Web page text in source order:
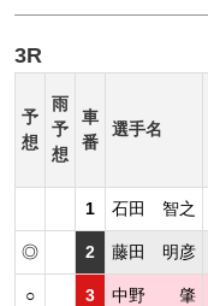
3R
予
想
雨
予
想
車
番
選手名
1 石田 智之
◎ 2 藤田 明彦
○ 3 中野 肇